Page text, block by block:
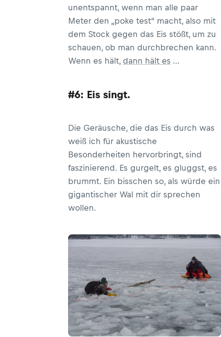
unentspannt, wenn man alle paar
Meter den „poke test“ macht, also mit
dem Stock gegen das Eis stößt, um zu
schauen, ob man durchbrechen kann.
Wenn es hält, dann hält es …
#6: Eis singt.
Die Geräusche, die das Eis durch was
weiß ich für akustische
Besonderheiten hervorbringt, sind
faszinierend. Es gurgelt, es gluggst, es
brummt. Ein bisschen so, als würde ein
gigantischer Wal mit dir sprechen
wollen.